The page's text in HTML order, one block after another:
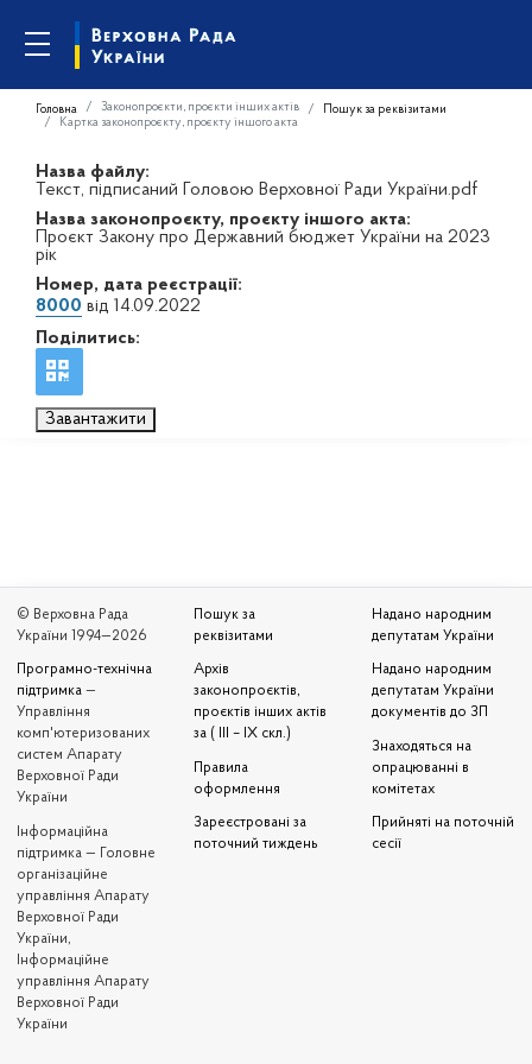
Головна Законопроєкти, проєкти інших актів
Пошук за реквізитами
Картка законопроєкту, проєкту іншого акта
Назва файлу:
Текст, підписаний Головою Верховної Ради України.pdf
Назва законопроєкту, проєкту іншого акта:
Проєкт Закону про Державний бюджет України на 2023
рік
Номер, дата реєстрації:
8000 від 14.09.2022
Поділитись:
Завантажити
© Верховна Рада
України 1994—2026
Програмно-технічна
підтримка —
Управління
комп'ютеризованих
систем Апарату
Верховної Ради
України
Iнформаційна
підтримка — Головне
організаційне
управління Апарату
Верховної Ради
України,
Інформаційне
управління Апарату
Верховної Ради
України
Пошук за
реквізитами
Архів
законопроєктів,
проєктів інших актів
за ( III – IX скл.)
Правила
оформлення
Зареєстровані за
поточний тиждень
Надано народним
депутатам України
Надано народним
депутатам України
документів до ЗП
Знаходяться на
опрацюванні в
комітетах
Прийняті на поточній
сесії